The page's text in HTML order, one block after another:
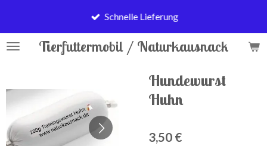
springenTierfuttermobil / Naturkausnack
Schnelle Lieferung
Hundewurst
Huhn
3,50 €